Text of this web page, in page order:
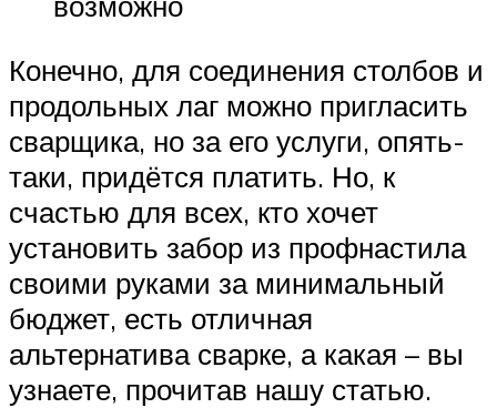
Конечно, для соединения столбов и
продольных лаг можно пригласить
сварщика, но за его услуги, опять-
таки, придётся платить. Но, к
счастью для всех, кто хочет
установить забор из профнастила
своими руками за минимальный
бюджет, есть отличная
альтернатива сварке, а какая – вы
узнаете, прочитав нашу статью.